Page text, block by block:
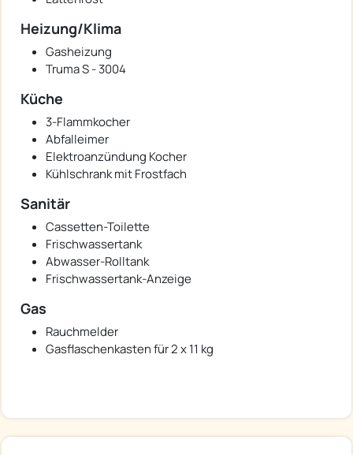
Heizung/Klima
Gasheizung
Truma S - 3004
Küche
3-Flammkocher
Abfalleimer
Elektroanzündung Kocher
Kühlschrank mit Frostfach
Sanitär
Cassetten-Toilette
Frischwassertank
Abwasser-Rolltank
Frischwassertank-Anzeige
Gas
Rauchmelder
Gasflaschenkasten für 2 x 11 kg